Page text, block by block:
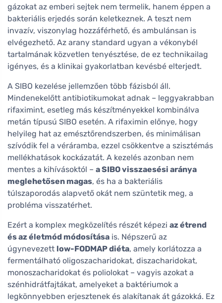
gázokat az emberi sejtek nem termelik, hanem éppen a
bakteriális erjedés során keletkeznek. A teszt nem
invazív, viszonylag hozzáférhető, és ambulánsan is
elvégezhető. Az arany standard ugyan a vékonybél
tartalmának közvetlen tenyésztése, de ez technikailag
igényes, és a klinikai gyakorlatban kevésbé elterjedt.
A SIBO kezelése jellemzően több fázisból áll.
Mindenekelőtt antibiotikumokat adnak – leggyakrabban
rifaximint, esetleg más készítményekkel kombinálva
metán típusú SIBO esetén. A rifaximin előnye, hogy
helyileg hat az emésztőrendszerben, és minimálisan
szívódik fel a véráramba, ezzel csökkentve a szisztémás
mellékhatások kockázatát. A kezelés azonban nem
mentes a kihívásoktól – a SIBO visszaesési aránya
meglehetősen magas, és ha a bakteriális
túlszaporodás alapvető okát nem szüntetik meg, a
probléma visszatérhet.
Ezért a komplex megközelítés részét képezi az étrend
és az életmód módosítása is. Népszerű az
úgynevezett low-FODMAP diéta, amely korlátozza a
fermentálható oligoszacharidokat, diszacharidokat,
monoszacharidokat és poliolokat – vagyis azokat a
szénhidrátfajtákat, amelyeket a baktériumok a
legkönnyebben erjesztenek és alakítanak át gázokká. Ez